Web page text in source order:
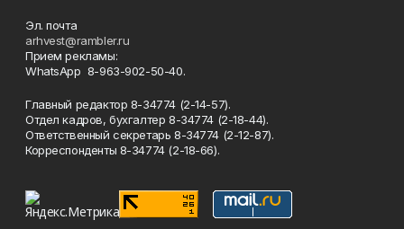
Эл. почта
arhvest@rambler.ru
Прием рекламы:
WhatsApp 8-963-902-50-40.
Главный редактор 8-34774 (2-14-57).
Отдел кадров, бухгалтер 8-34774 (2-18-44).
Ответственный секретарь 8-34774 (2-12-87).
Корреспонденты 8-34774 (2-18-66).